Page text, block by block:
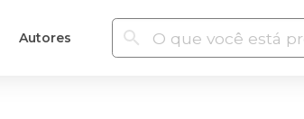
Autores